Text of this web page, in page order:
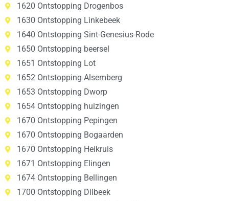
1620 Ontstopping Drogenbos
1630 Ontstopping Linkebeek
1640 Ontstopping Sint-Genesius-Rode
1650 Ontstopping beersel
1651 Ontstopping Lot
1652 Ontstopping Alsemberg
1653 Ontstopping Dworp
1654 Ontstopping huizingen
1670 Ontstopping Pepingen
1670 Ontstopping Bogaarden
1670 Ontstopping Heikruis
1671 Ontstopping Elingen
1674 Ontstopping Bellingen
1700 Ontstopping Dilbeek